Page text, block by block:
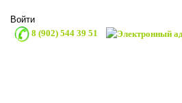
Войти
8 (902) 544 39 51